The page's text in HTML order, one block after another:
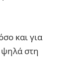
και για
ψηλά στη